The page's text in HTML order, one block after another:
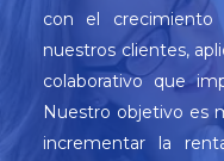
con el
nuestros clientes,
colaborativo que
Nuestro objetivo es
incrementar la